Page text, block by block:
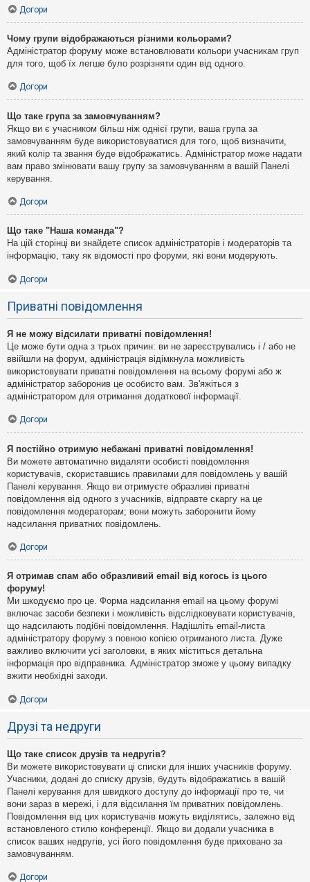
Догори
Чому групи відображаються різними кольорами?
Адміністратор форуму може встановлювати кольори учасникам груп
для того, щоб їх легше було розрізняти один від одного.
Догори
Що таке група за замовчуванням?
Якщо ви є учасником більш ніж однієї групи, ваша група за
замовчуванням буде використовуватися для того, щоб визначити,
який колір та звання буде відображатись. Адміністратор може надати
вам право змінювати вашу групу за замовчуванням в вашій Панелі
керування.
Догори
Що таке "Наша команда"?
На цій сторінці ви знайдете список адміністраторів і модераторів та
інформацію, таку як відомості про форуми, які вони модерують.
Догори
Приватні повідомлення
Я не можу відсилати приватні повідомлення!
Це може бути одна з трьох причин: ви не зареєструвались і / або не
ввійшли на форум, адміністрація відімкнула можливість
використовувати приватні повідомлення на всьому форумі або ж
адміністратор заборонив це особисто вам. Зв'яжіться з
адміністратором для отримання додаткової інформації.
Догори
Я постійно отримую небажані приватні повідомлення!
Ви можете автоматично видаляти особисті повідомлення
користувачів, скориставшись правилами для повідомлень у вашій
Панелі керування. Якщо ви отримуєте образливі приватні
повідомлення від одного з учасників, відправте скаргу на це
повідомлення модераторам; вони можуть заборонити йому
надсилання приватних повідомлень.
Догори
Я отримав спам або образливий email від когось із цього
форуму!
Ми шкодуємо про це. Форма надсилання email на цьому форумі
включає засоби безпеки і можливість відслідковувати користувачів,
що надсилають подібні повідомлення. Надішліть email-листа
адміністратору форуму з повною копією отриманого листа. Дуже
важливо включити усі заголовки, в яких міститься детальна
інформація про відправника. Адміністратор зможе у цьому випадку
вжити необхідні заходи.
Догори
Друзі та недруги
Що таке список друзів та недругів?
Ви можете використовувати ці списки для інших учасників форуму.
Учасники, додані до списку друзів, будуть відображатись в вашій
Панелі керування для швидкого доступу до інформації про те, чи
вони зараз в мережі, і для відсилання їм приватних повідомлень.
Повідомлення від цих користувачів можуть виділятись, залежно від
встановленого стилю конференції. Якщо ви додали учасника в
список ваших недругів, усі його повідомлення буде приховано за
замовчуванням.
Догори